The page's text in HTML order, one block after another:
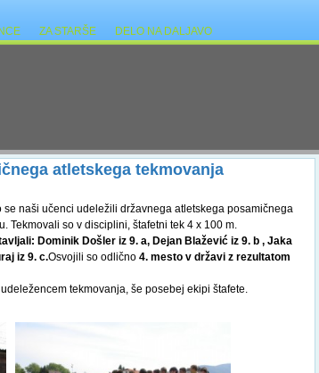
ZA STARŠE DELO NA DALJAVO
atletskega tekmovanja
se naši učenci udeležili državnega atletskega posamičnega
Tekmovali so v disciplini, štafetni tek 4 x 100 m.
Dominik Došler iz 9. a, Dejan Blažević iz 9. b , Jaka
iz 9. c.Osvojili so odlično 4. mesto v državi z rezultatom
tekmovanja, še posebej ekipi štafete.